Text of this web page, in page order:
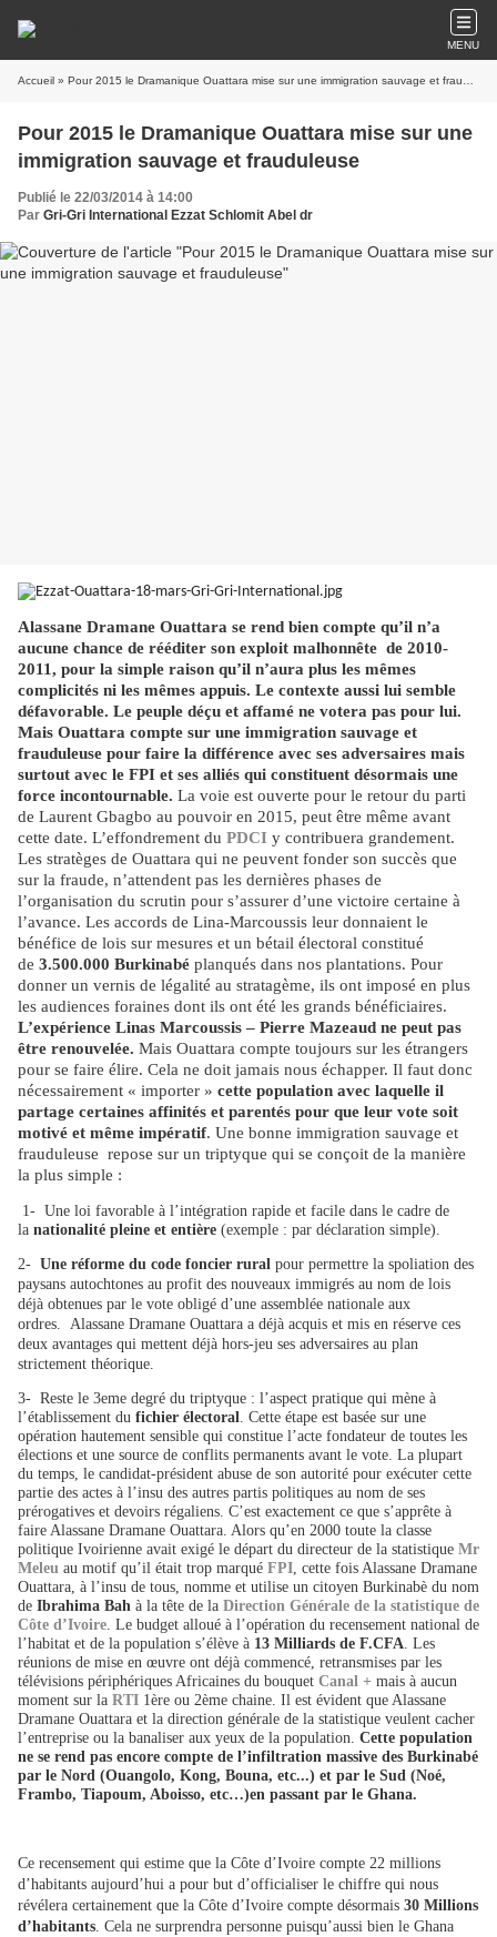
MENU
Accueil » Pour 2015 le Dramanique Ouattara mise sur une immigration sauvage et frauduleuse
Pour 2015 le Dramanique Ouattara mise sur une
immigration sauvage et frauduleuse
Publié le 22/03/2014 à 14:00
Par Gri-Gri International Ezzat Schlomit Abel dr
Alassane Dramane Ouattara se rend bien compte qu’il n’a
aucune chance de rééditer son exploit malhonnête de 2010-
2011, pour la simple raison qu’il n’aura plus les mêmes
complicités ni les mêmes appuis. Le contexte aussi lui semble
défavorable. Le peuple déçu et affamé ne votera pas pour lui.
Mais Ouattara compte sur une immigration sauvage et
frauduleuse pour faire la différence avec ses adversaires mais
surtout avec le FPI et ses alliés qui constituent désormais une
force incontournable. La voie est ouverte pour le retour du parti
de Laurent Gbagbo au pouvoir en 2015, peut être même avant
cette date. L’effondrement du PDCI y contribuera grandement.
Les stratèges de Ouattara qui ne peuvent fonder son succès que
sur la fraude, n’attendent pas les dernières phases de
l’organisation du scrutin pour s’assurer d’une victoire certaine à
l’avance. Les accords de Lina-Marcoussis leur donnaient le
bénéfice de lois sur mesures et un bétail électoral constitué
de 3.500.000 Burkinabé planqués dans nos plantations. Pour
donner un vernis de légalité au stratagème, ils ont imposé en plus
les audiences foraines dont ils ont été les grands bénéficiaires.
L’expérience Linas Marcoussis – Pierre Mazeaud ne peut pas
être renouvelée. Mais Ouattara compte toujours sur les étrangers
pour se faire élire. Cela ne doit jamais nous échapper. Il faut donc
nécessairement « importer » cette population avec laquelle il
partage certaines affinités et parentés pour que leur vote soit
motivé et même impératif. Une bonne immigration sauvage et
frauduleuse repose sur un triptyque qui se conçoit de la manière
la plus simple :
1- Une loi favorable à l’intégration rapide et facile dans le cadre de
la nationalité pleine et entière (exemple : par déclaration simple).
2- Une réforme du code foncier rural pour permettre la spoliation des
paysans autochtones au profit des nouveaux immigrés au nom de lois
déjà obtenues par le vote obligé d’une assemblée nationale aux
ordres. Alassane Dramane Ouattara a déjà acquis et mis en réserve ces
deux avantages qui mettent déjà hors-jeu ses adversaires au plan
strictement théorique.
3- Reste le 3eme degré du triptyque : l’aspect pratique qui mène à
l’établissement du fichier électoral . Cette étape est basée sur une
opération hautement sensible qui constitue l’acte fondateur de toutes les
élections et une source de conflits permanents avant le vote. La plupart
du temps, le candidat-président abuse de son autorité pour exécuter cette
partie des actes à l’insu des autres partis politiques au nom de ses
prérogatives et devoirs régaliens. C’est exactement ce que s’apprête à
faire Alassane Dramane Ouattara. Alors qu’en 2000 toute la classe
politique Ivoirienne avait exigé le départ du directeur de la statistique Mr
Meleu au motif qu’il était trop marqué FPI , cette fois Alassane Dramane
Ouattara, à l’insu de tous, nomme et utilise un citoyen Burkinabè du nom
de Ibrahima Bah à la tête de la Direction Générale de la statistique de
Côte d’Ivoire Le budget alloué à l’opération du recensement national de
l’habitat et de la population s’élève à 13 Milliards de F.CFA . Les
réunions de mise en œuvre ont déjà commencé, retransmises par les
télévisions périphériques Africaines du bouquet Canal + mais à aucun
moment sur la RTI 1ère ou 2ème chaine. Il est évident que Alassane
Dramane Ouattara et la direction générale de la statistique veulent cacher
l’entreprise ou la banaliser aux yeux de la population. Cette population
ne se rend pas encore compte de l’infiltration massive des Burkinabé
par le Nord (Ouangolo, Kong, Bouna, etc...) et par le Sud (Noé,
Frambo, Tiapoum, Aboisso, etc…)en passant par le Ghana.
Ce recensement qui estime que la Côte d’Ivoire compte 22 millions
d’habitants aujourd’hui a pour but d’officialiser le chiffre qui nous
révélera certainement que la Côte d’Ivoire compte désormais 30 Millions
d’habitants. Cela ne surprendra personne puisqu’aussi bien le Ghana